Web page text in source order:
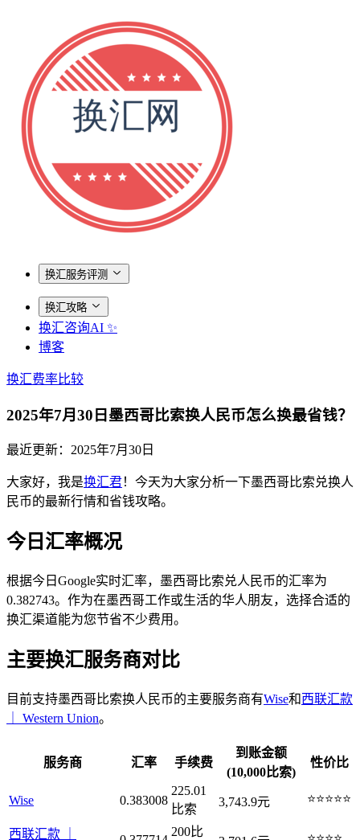
换汇服务评测
换汇攻略
换汇咨询AI ✨
博客
换汇费率比较
2025年7月30日墨西哥比索换人民币怎么换最省钱？
最近更新： 2025年7月30日
大家好，我是换汇君！今天为大家分析一下墨西哥比索兑换人
民币的最新行情和省钱攻略。
今日汇率概况
根据今日Google实时汇率，墨西哥比索兑人民币的汇率为
0.382743。作为在墨西哥工作或生活的华人朋友，选择合适的
换汇渠道能为您节省不少费用。
主要换汇服务商对比
目前支持墨西哥比索换人民币的主要服务商有Wise和西联汇款
｜ Western Union。
服务商 汇率 手续费
到账金额
(10,000比索)
性价比
Wise 0.383008
225.01
比索
3,743.9元 ⭐⭐⭐⭐⭐
西联汇款 ｜
200比